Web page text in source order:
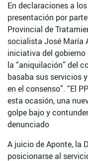
En declaraciones a
presentación por
Provincial de
socialista José María
iniciativa del gobierno
la “aniquilación” del
basaba sus servicios
en el consenso”. “El
esta ocasión, una
golpe bajo y
denunciado
A juicio de Aponte, la
posicionarse al